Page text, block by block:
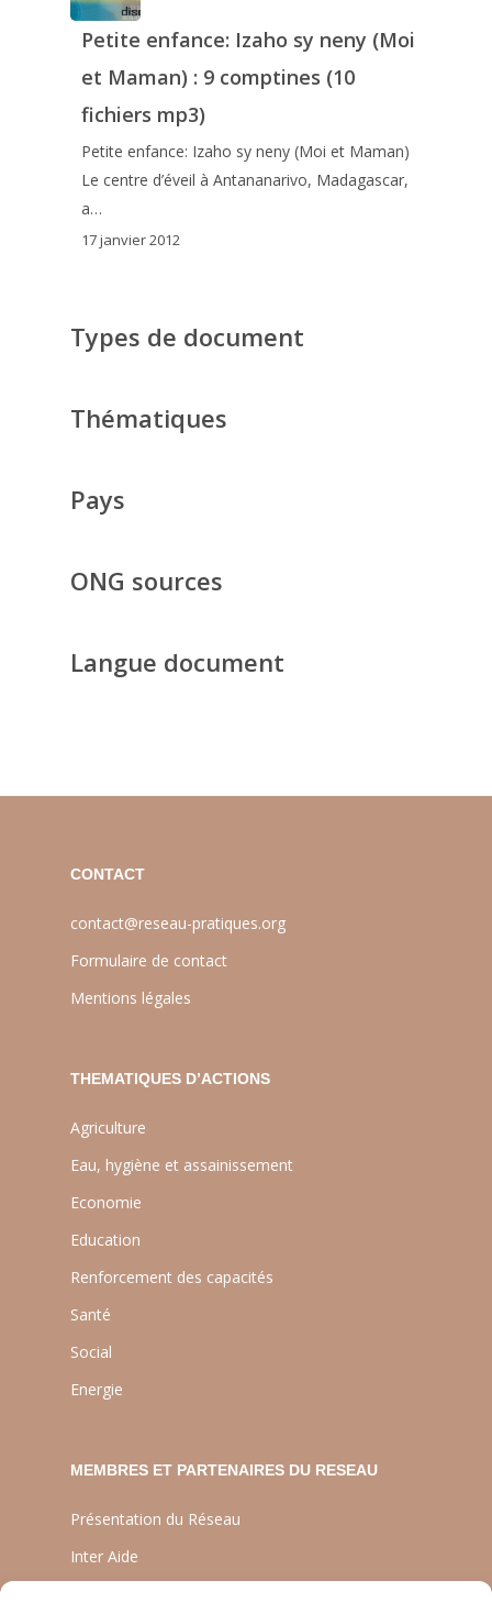
Petite enfance: Izaho sy neny (Moi
et Maman) : 9 comptines (10
fichiers mp3)
Petite enfance: Izaho sy neny (Moi et Maman)
Le centre d’éveil à Antananarivo, Madagascar,
a…
17 janvier 2012
Types de document
Thématiques
Pays
ONG sources
Langue document
CONTACT
contact@reseau-pratiques.org
Formulaire de contact
Mentions légales
THEMATIQUES D’ACTIONS
Agriculture
Eau, hygiène et assainissement
Economie
Education
Renforcement des capacités
Santé
Social
Energie
MEMBRES ET PARTENAIRES DU RESEAU
Présentation du Réseau
Inter Aide